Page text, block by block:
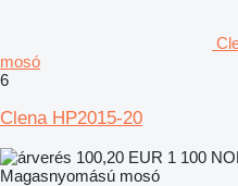
mosó
6
Clena HP2015-20
100,20 EUR 1 100
Magasnyomású mosó